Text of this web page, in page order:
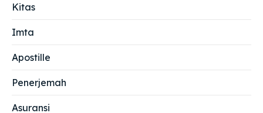
Kitas
Imta
Apostille
Penerjemah
Asuransi